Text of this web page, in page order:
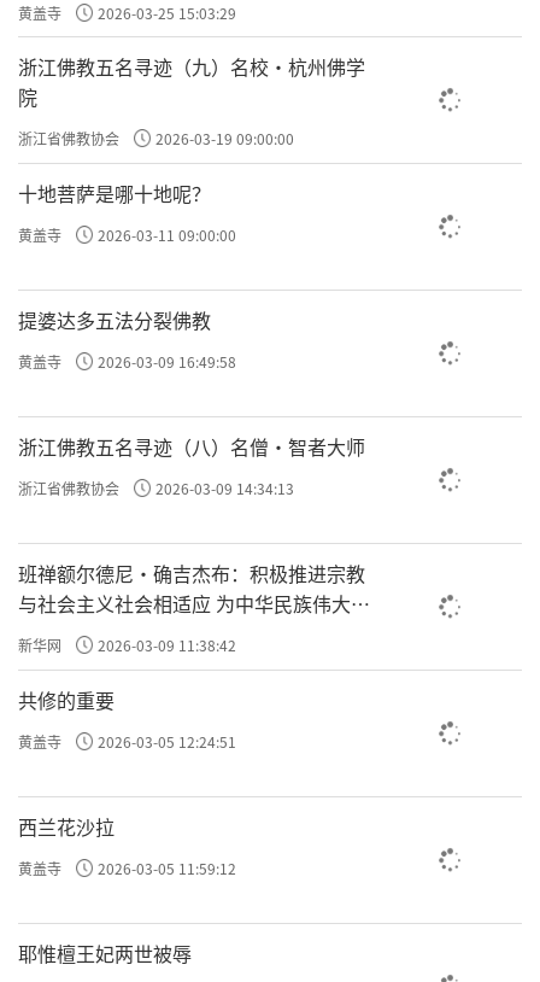
黄盖寺 2026-03-25 15:03:29
浙江佛教五名寻迹（九）名校·杭州佛学
院
浙江省佛教协会 2026-03-19 09:00:00
十地菩萨是哪十地呢？
黄盖寺 2026-03-11 09:00:00
提婆达多五法分裂佛教
黄盖寺 2026-03-09 16:49:58
浙江佛教五名寻迹（八）名僧·智者大师
浙江省佛教协会 2026-03-09 14:34:13
班禅额尔德尼·确吉杰布：积极推进宗教
与社会主义社会相适应 为中华民族伟大复
兴贡献力量
新华网 2026-03-09 11:38:42
共修的重要
黄盖寺 2026-03-05 12:24:51
西兰花沙拉
黄盖寺 2026-03-05 11:59:12
耶惟檀王妃两世被辱